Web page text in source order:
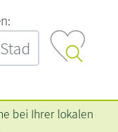
bei Ihrer lokalen